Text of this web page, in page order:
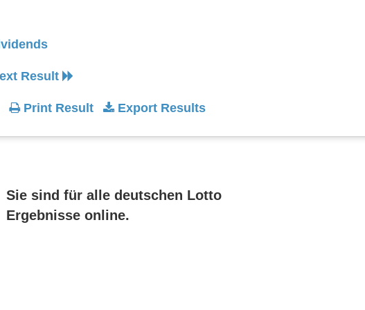
Result
Print Result Export Results
Sie sind für alle deutschen Lotto
Ergebnisse online.